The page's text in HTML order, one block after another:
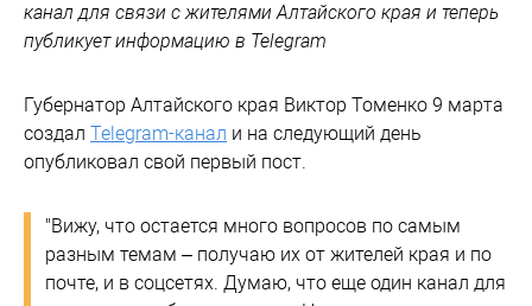
канал для связи с жителями Алтайского края и теперь
публикует информацию в Telegram
Губернатор Алтайского края Виктор Томенко 9 марта
создал Telegram-канал и на следующий день
опубликовал свой первый пост.
"Вижу, что остается много вопросов по самым
разным темам – получаю их от жителей края и по
почте, и в соцсетях. Думаю, что еще один канал для